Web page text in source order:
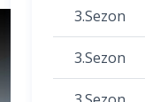
3.Sezon
3.Sezon